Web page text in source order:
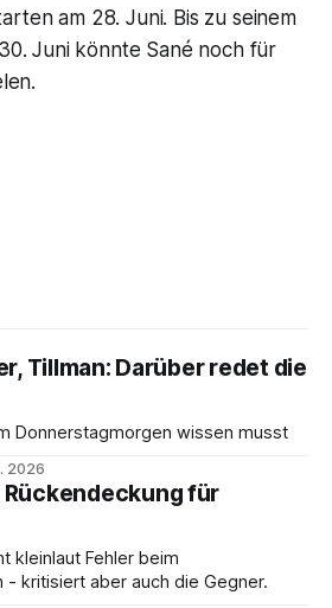
am 28. Juni. Bis zu seinem
Juni könnte Sané noch für
Tillman: Darüber redet die
Donnerstagmorgen wissen musst
2026
Rückendeckung für
kleinlaut Fehler beim
- kritisiert aber auch die Gegner.